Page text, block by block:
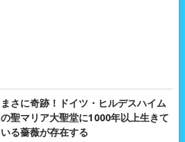
まさに奇跡！ドイツ・ヒルデスハイム
の聖マリア大聖堂に1000年以上生きて
いる薔薇が存在する